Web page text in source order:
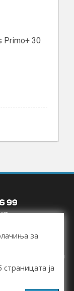
за
ја
Primo+ 30
тек со сите наши